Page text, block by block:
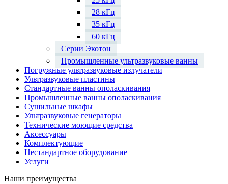
28 кГц
35 кГц
60 кГц
Серии Экотон
Промышленные ультразвуковые ванны
Погружные ультразвуковые излучатели
Ультразвуковые пластины
Стандартные ванны ополаскивания
Промышленные ванны ополаскивания
Сушильные шкафы
Ультразвуковые генераторы
Технические моющие средства
Аксессуары
Комплектующие
Нестандартное оборудование
Услуги
Наши преимущества